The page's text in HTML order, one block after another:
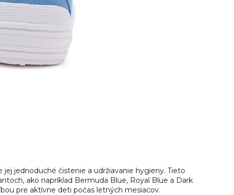
jednoduché čistenie a udržiavanie hygieny. Tieto
ako napríklad Bermuda Blue, Royal Blue a Dark
pre aktívne deti počas letných mesiacov.